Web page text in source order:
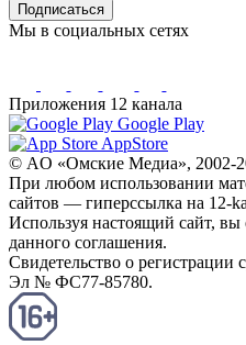
Подписаться
Мы в социальных сетях
Приложения 12 канала
Google Play
AppStore
© AO «Омские Медиа», 2002-
При любом использовании
сайтов — гиперссылка на 12-
Используя настоящий сайт, вы
данного соглашения.
Свидетельство о регистрации
Эл № ФС77-85780.